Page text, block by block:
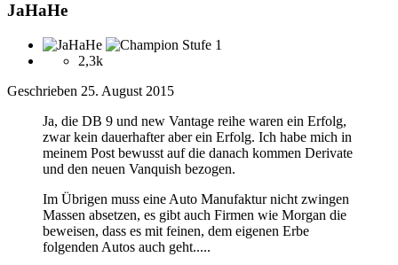
JaHaHe
2,3k
Geschrieben 25. August 2015
Ja, die DB 9 und new Vantage reihe waren ein Erfolg,
zwar kein dauerhafter aber ein Erfolg. Ich habe mich in
meinem Post bewusst auf die danach kommen Derivate
und den neuen Vanquish bezogen.
Im Übrigen muss eine Auto Manufaktur nicht zwingen
Massen absetzen, es gibt auch Firmen wie Morgan die
beweisen, dass es mit feinen, dem eigenen Erbe
folgenden Autos auch geht.....